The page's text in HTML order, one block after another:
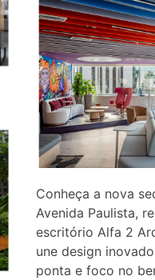
Conheça a nova
Avenida Paulista,
escritório Alfa 2
une design
ponta e foco no